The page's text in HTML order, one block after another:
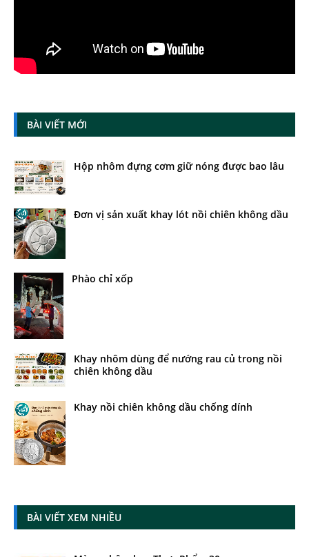
BÀI VIẾT MỚI
Hộp nhôm đựng cơm giữ nóng được bao lâu
Đơn vị sản xuất khay lót nồi chiên không dầu
Phào chỉ xốp
Khay nhôm dùng để nướng rau củ trong nồi
chiên không dầu
Khay nồi chiên không dầu chống dính
BÀI VIẾT XEM NHIỀU